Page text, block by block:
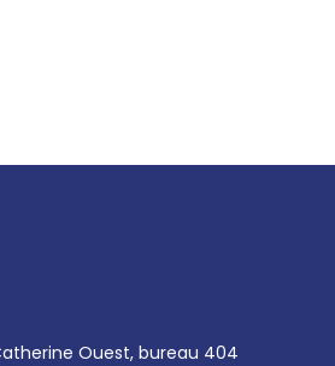
Ouest, bureau 404